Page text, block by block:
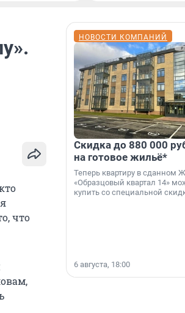
что
НОВОСТИ КОМПАНИЙ
Скидка до 880 000
на готовое жильё*
Теперь квартиру в сданном
«Образцовый квартал 14»
купить со специальной
6 августа, 18:00